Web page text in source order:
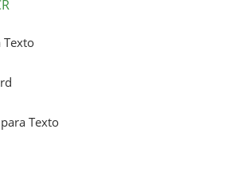
Texto
Texto